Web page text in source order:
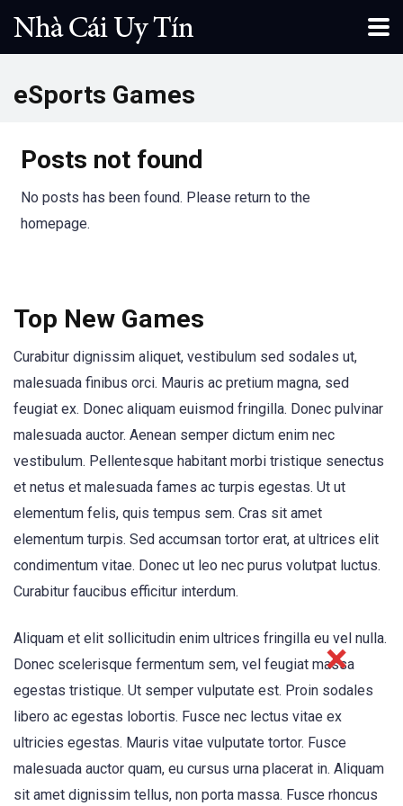
eSports Games
Posts not found
No posts has been found. Please return to the
homepage.
Top New Games
Curabitur dignissim aliquet, vestibulum sed sodales ut,
malesuada finibus orci. Mauris ac pretium magna, sed
feugiat ex. Donec aliquam euismod fringilla. Donec pulvinar
malesuada auctor. Aenean semper dictum enim nec
vestibulum. Pellentesque habitant morbi tristique senectus
et netus et malesuada fames ac turpis egestas. Ut ut
elementum felis, quis tempus sem. Cras sit amet
elementum turpis. Sed accumsan tortor erat, at ultrices elit
condimentum vitae. Donec ut leo nec purus volutpat luctus.
Curabitur faucibus efficitur interdum.
Aliquam et elit sollicitudin enim ultrices fringilla eu vel nulla.
Donec scelerisque fermentum sem, vel feugiat massa
egestas tristique. Ut semper vulputate est. Proin sodales
libero ac egestas lobortis. Fusce nec lectus vitae ex
ultricies egestas. Mauris vitae vulputate tortor. Fusce
malesuada auctor quam, eu cursus urna placerat in. Aliquam
sit amet dignissim tellus, non porta massa. Fusce rhoncus